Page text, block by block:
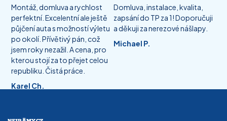
Montáž, domluva a rychlost
perfektní. Excelentní ale ještě
půjčení auta s možností výletu
po okolí. Přívětivý pán, což
jsem roky nezažil. A cena, pro
kterou stojí za to přejet celou
republiku. Čistá práce.
Karel Ch.
Domluva, instalace, kvalita,
zapsání do TP za 1! Doporučuji
a děkuji za nerezové nášlapy.
Michael P.